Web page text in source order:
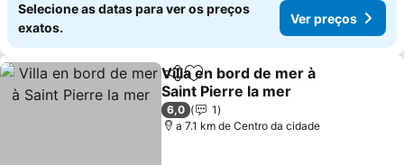
Selecione as datas para ver os preços
exatos.
Ver preços
PartilharAdicionar aos favoritos
Villa en bord de mer à
Saint Pierre la mer
6,0
1
a 7.1 km de Centro da cidade